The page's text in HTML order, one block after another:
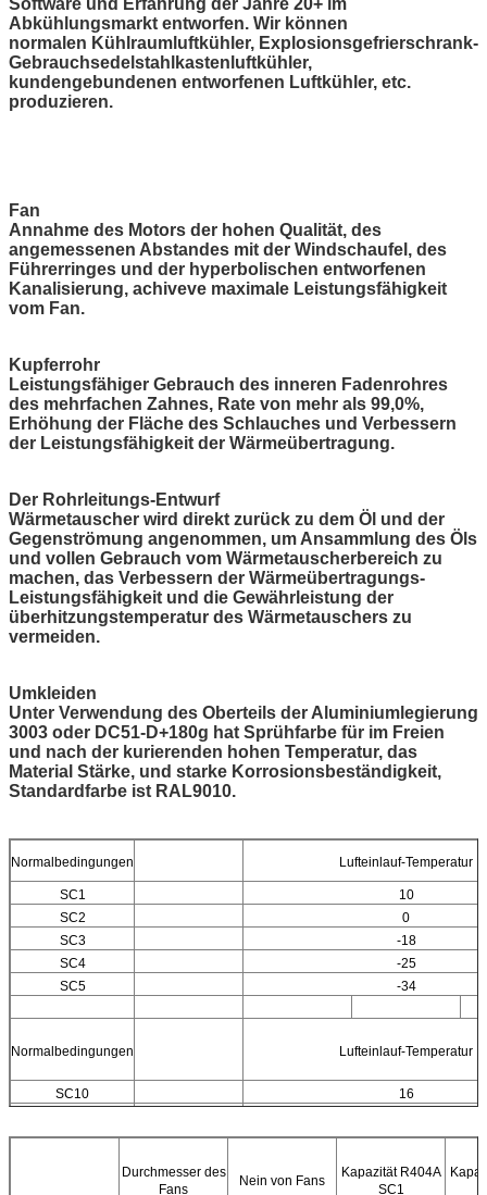
Abkühlungsmarkt entworfen. Wir können
normalen Kühlraumluftkühler, Explosionsgefrierschrank-
Gebrauchsedelstahlkastenluftkühler,
kundengebundenen entworfenen Luftkühler, etc.
produzieren.
Fan
Annahme des Motors der hohen Qualität, des
angemessenen Abstandes mit der Windschaufel, des
Führerringes und der hyperbolischen entworfenen
Kanalisierung, achiveve maximale Leistungsfähigkeit
vom Fan.
Kupferrohr
Leistungsfähiger Gebrauch des inneren Fadenrohres
des mehrfachen Zahnes, Rate von mehr als 99,0%,
Erhöhung der Fläche des Schlauches und Verbessern
der Leistungsfähigkeit der Wärmeübertragung.
Der Rohrleitungs-Entwurf
Wärmetauscher wird direkt zurück zu dem Öl und der
Gegenströmung angenommen, um Ansammlung des Öls
und vollen Gebrauch vom Wärmetauscherbereich zu
machen, das Verbessern der Wärmeübertragungs-
Leistungsfähigkeit und die Gewährleistung der
überhitzungstemperatur des Wärmetauschers zu
vermeiden.
Umkleiden
Unter Verwendung des Oberteils der Aluminiumlegierung
3003 oder DC51-D+180g hat Sprühfarbe für im Freien
und nach der kurierenden hohen Temperatur, das
Material Stärke, und starke Korrosionsbeständigkeit,
Standardfarbe ist RAL9010.
Normalbedingungen Lufteinlauf-Temperatur
SC1
10
SC2
0
SC3
-18
SC4
-25
SC5
-34
Normalbedingungen Lufteinlauf-Temperatur
SC10
16
Durchmesser des
Fans
Nein von Fans
Kapazität R404A
SC1